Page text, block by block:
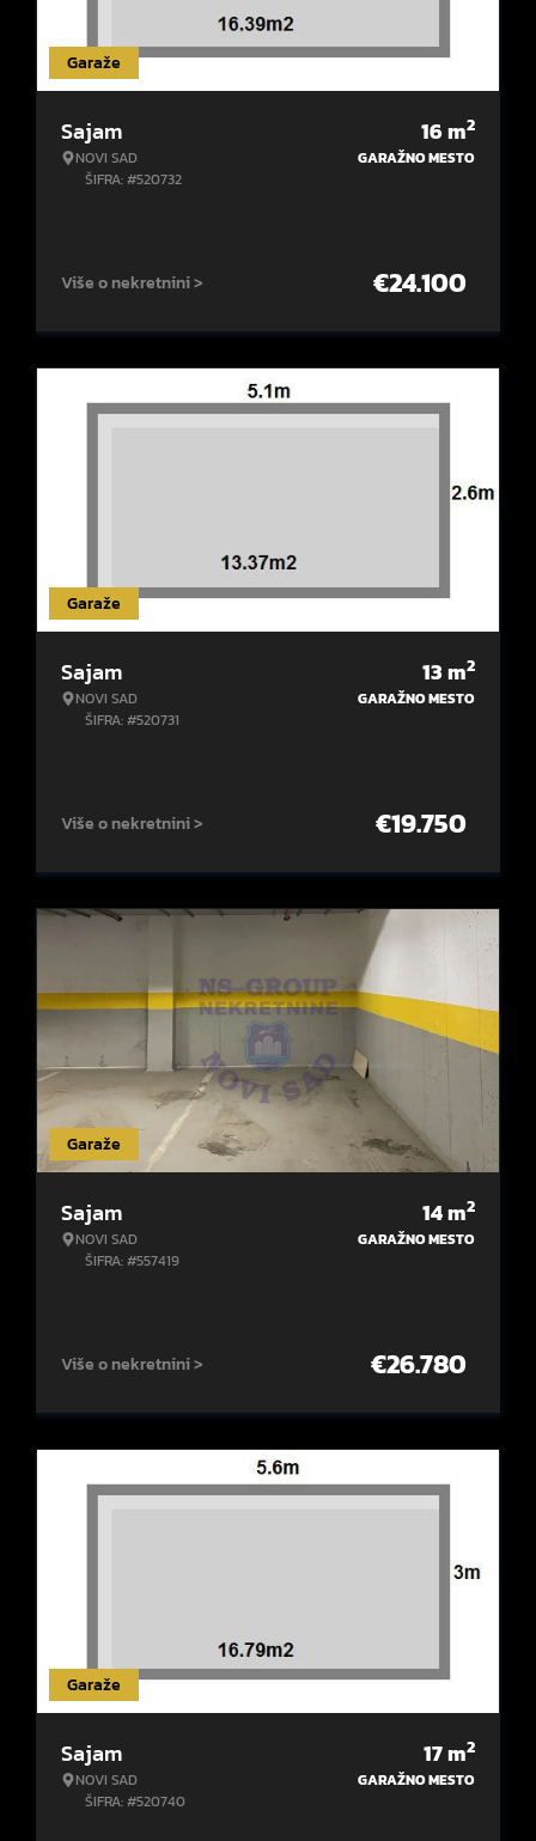
Garaže
Sajam
NOVI SAD
ŠIFRA: #520732
16m2
GARAŽNO MESTO
Više o nekretnini > €24.100
Garaže
Sajam
NOVI SAD
ŠIFRA: #520731
13m2
GARAŽNO MESTO
Više o nekretnini > €19.750
Garaže
Sajam
NOVI SAD
ŠIFRA: #557419
14m2
GARAŽNO MESTO
Više o nekretnini > €26.780
Garaže
Sajam
NOVI SAD
ŠIFRA: #520740
17m2
GARAŽNO MESTO